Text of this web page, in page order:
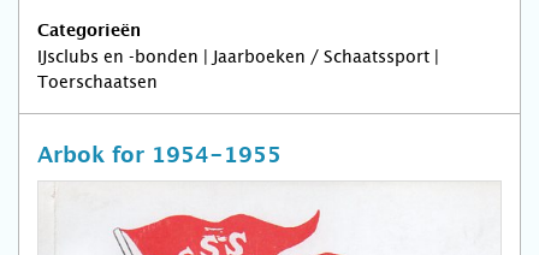
Categorieën
IJsclubs en -bonden | Jaarboeken / Schaatssport |
Toerschaatsen
Arbok for 1954-1955